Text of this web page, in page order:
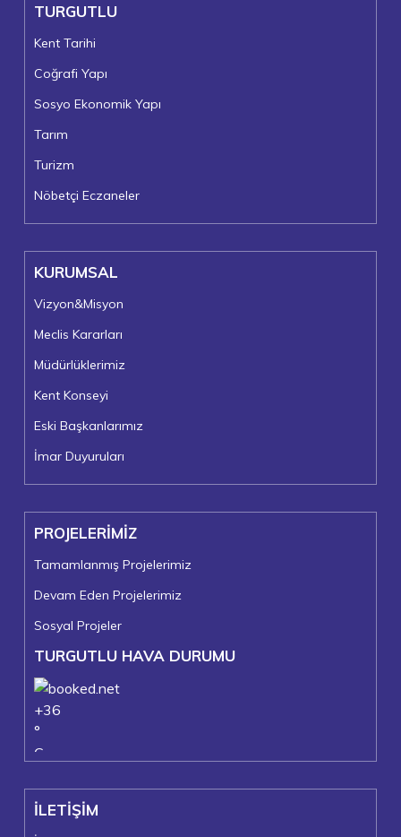
TURGUTLU
Kent Tarihi
Coğrafi Yapı
Sosyo Ekonomik Yapı
Tarım
Turizm
Nöbetçi Eczaneler
KURUMSAL
Vizyon&Misyon
Meclis Kararları
Müdürlüklerimiz
Kent Konseyi
Eski Başkanlarımız
İmar Duyuruları
PROJELERİMİZ
Tamamlanmış Projelerimiz
Devam Eden Projelerimiz
Sosyal Projeler
TURGUTLU HAVA DURUMU
+36
°
C
+23°
Turgutlu
İLETİŞİM